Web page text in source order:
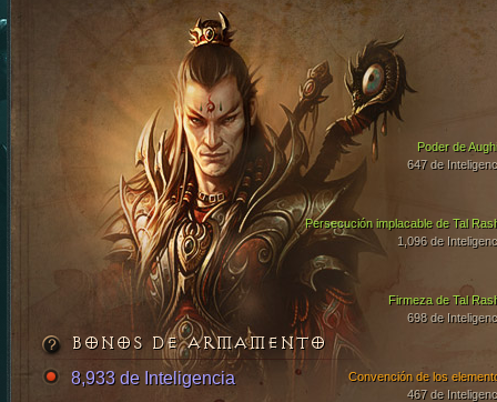
Persecución implacable de Tal
1,096 de
Firmeza de Tal
698 de
Poder de
647 de
Convención de los
467 de
BONOS DE ARMAMENTO
8,933 de Inteligencia